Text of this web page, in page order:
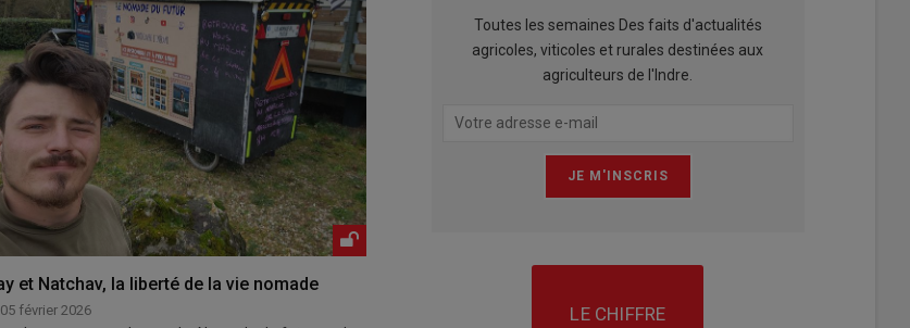
et Natchav, la liberté de la vie nomade
05 février 2026
Toutes les semaines Des faits d'actualités
agricoles, viticoles et rurales destinées aux
agriculteurs de l'Indre.
LE CHIFFRE